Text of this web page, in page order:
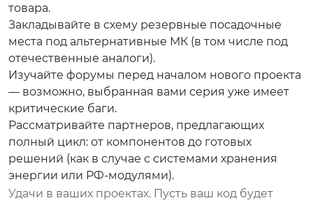
товара.
Закладывайте в схему резервные посадочные
места под альтернативные МК (в том числе под
отечественные аналоги).
Изучайте форумы перед началом нового проекта
— возможно, выбранная вами серия уже имеет
критические баги.
Рассматривайте партнеров, предлагающих
полный цикл: от компонентов до готовых
решений (как в случае с системами хранения
энергии или РФ-модулями).
Удачи в ваших проектах. Пусть ваш код будет